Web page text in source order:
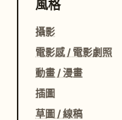
風格
攝影
電影感 / 電影劇照
動畫 / 漫畫
插圖
草圖 / 線稿